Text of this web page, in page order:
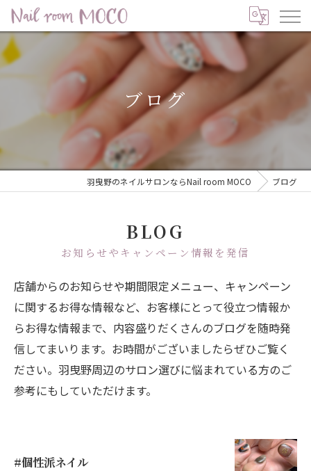
ブログ
羽曳野のネイルサロンならNail room MOCO ブログ
BLOG
お知らせやキャンペーン情報を発信
店舗からのお知らせや期間限定メニュー、キャンペーン
に関するお得な情報など、お客様にとって役立つ情報か
らお得な情報まで、内容盛りだくさんのブログを随時発
信してまいります。お時間がございましたらぜひご覧く
ださい。羽曳野周辺のサロン選びに悩まれている方のご
参考にもしていただけます。
#個性派ネイル